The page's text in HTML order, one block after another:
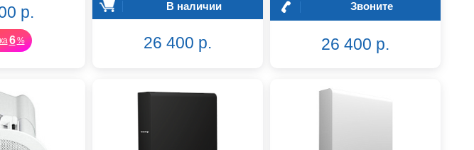
р.
6%
В наличии
26 400 р.
Звоните
26 400 р.